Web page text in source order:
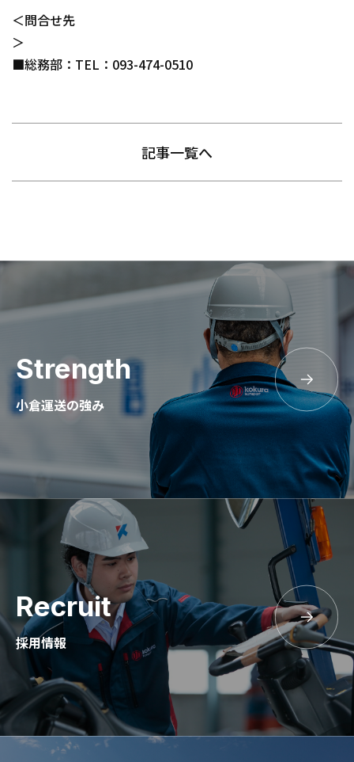
＜問合せ先
■総務部：TEL：093-474-0510
記事一覧へ
Strength
小倉運送の強み
Recruit
採用情報